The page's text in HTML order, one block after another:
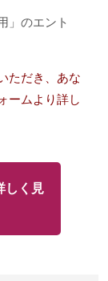
」のエント
ただき、あな
ームより詳し
しく見